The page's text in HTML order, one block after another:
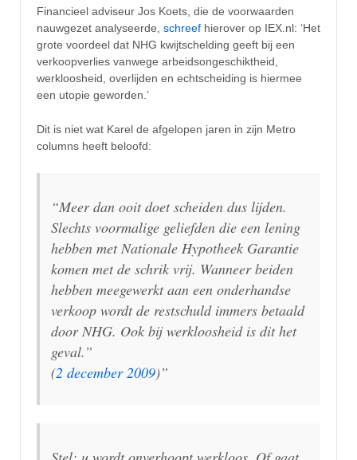
Financieel adviseur Jos Koets, die de voorwaarden
nauwgezet analyseerde, schreef hierover op IEX.nl: ‘Het
grote voordeel dat NHG kwijtschelding geeft bij een
verkoopverlies vanwege arbeidsongeschiktheid,
werkloosheid, overlijden en echtscheiding is hiermee
een utopie geworden.’
Dit is niet wat Karel de afgelopen jaren in zijn Metro
columns heeft beloofd:
“Meer dan ooit doet scheiden dus lijden.
Slechts voormalige geliefden die een lening
hebben met Nationale Hypotheek Garantie
komen met de schrik vrij. Wanneer beiden
hebben meegewerkt aan een onderhandse
verkoop wordt de restschuld immers betaald
door NHG. Ook bij werkloosheid is dit het
geval.”
(2 december 2009)”